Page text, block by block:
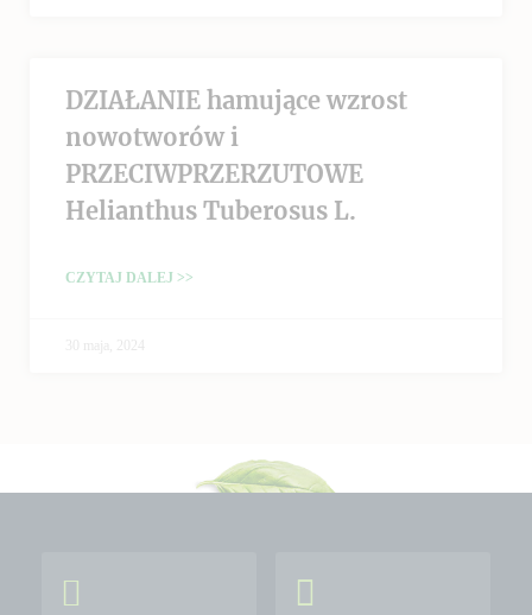
DZIAŁANIE hamujące wzrost
nowotworów i
PRZECIWPRZERZUTOWE
Helianthus Tuberosus L.
CZYTAJ DALEJ >>
30 maja, 2024